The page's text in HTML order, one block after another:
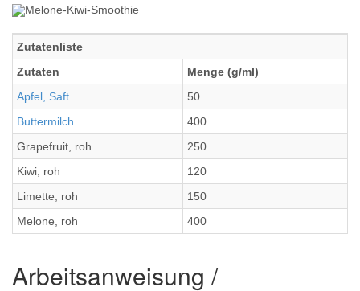
Zutatenliste
Zutaten
Menge (g/ml)
Apfel, Saft
50
Buttermilch
400
Grapefruit, roh
250
Kiwi, roh
120
Limette, roh
150
Melone, roh
400
Arbeitsanweisung /